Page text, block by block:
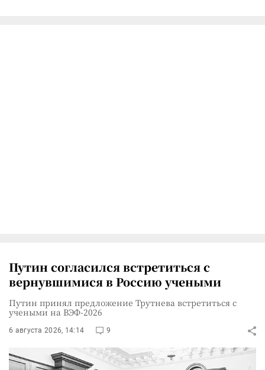
Путин согласился встретиться с
вернувшимися в Россию учеными
Путин принял предложение Трутнева встретиться с
учеными на ВЭФ-2026
6 августа 2026, 14:14 9